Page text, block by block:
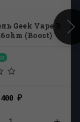
Geek Vape B
(Boost)
400 ₽